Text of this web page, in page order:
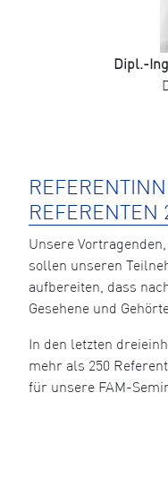
Dipl.-
REFERENTEN
Unsere
sollen unseren
aufbereiten, dass
Gesehene und
In den letzten
mehr als 250
für unsere FAM-